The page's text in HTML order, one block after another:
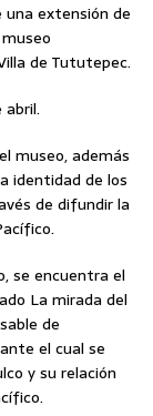
una extensión de
de Tututepec.
museo, además
identidad de los
de difundir la
se encuentra el
La mirada del
de
el cual se
y su relación